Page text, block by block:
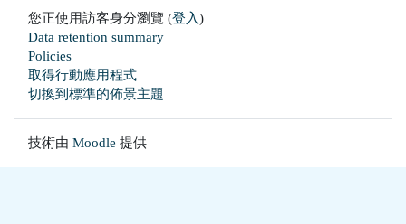
您正使用訪客身分瀏覽 (登入)
Data retention summary
Policies
取得行動應用程式
切換到標準的佈景主題
技術由 Moodle 提供